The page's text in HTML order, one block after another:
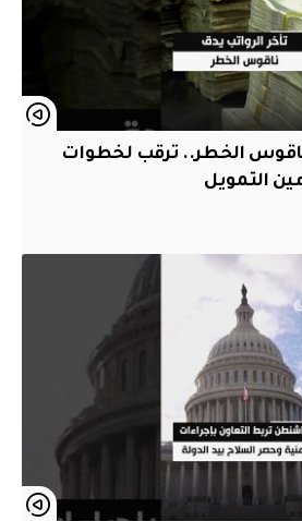
ناقوس الخطر.. ترقب لخطوات
التمويل